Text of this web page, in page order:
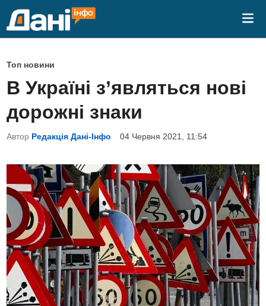
P
o
s
t
i
Топ новини
В Україні з’являться нові
дорожні знаки
Автор Редакція Дані-Інфо 04 Червня 2021, 11:54